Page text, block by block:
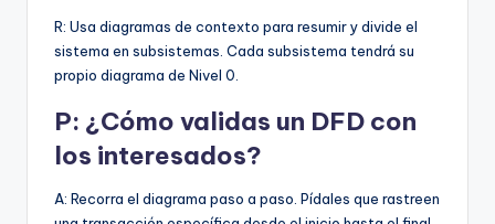
R: Usa diagramas de contexto para resumir y divide el
sistema en subsistemas. Cada subsistema tendrá su
propio diagrama de Nivel 0.
P: ¿Cómo validas un DFD con
los interesados?
A: Recorra el diagrama paso a paso. Pídales que rastreen